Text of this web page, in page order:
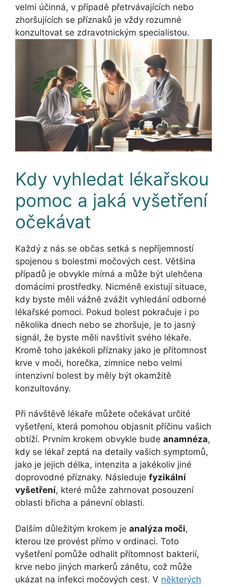
velmi účinná, v případě přetrvávajících nebo
zhoršujících se příznaků je vždy rozumné
konzultovat se zdravotnickým specialistou.
Kdy vyhledat lékařskou
pomoc a jaká vyšetření
očekávat
Každý z nás se občas setká s nepříjemností
spojenou s bolestmi močových cest. Většina
případů je obvykle mírná a může být ulehčena
domácími prostředky. Nicméně existují situace,
kdy byste měli vážně zvážit vyhledání odborné
lékařské pomoci. Pokud bolest pokračuje i po
několika dnech nebo se zhoršuje, je to jasný
signál, že byste měli navštívit svého lékaře.
Kromě toho jakékoli příznaky jako je přítomnost
krve v moči, horečka, zimnice nebo velmi
intenzivní bolest by měly být okamžitě
konzultovány.
Při návštěvě lékaře můžete očekávat určité
vyšetření, která pomohou objasnit příčinu vašich
obtíží. Prvním krokem obvykle bude anamnéza,
kdy se lékař zeptá na detaily vašich symptomů,
jako je jejich délka, intenzita a jakékoliv jiné
doprovodné příznaky. Následuje fyzikální
vyšetření, které může zahrnovat posouzení
oblasti břicha a pánevní oblasti.
Dalším důležitým krokem je analýza moči,
kterou lze provést přímo v ordinaci. Toto
vyšetření pomůže odhalit přítomnost bakterií,
krve nebo jiných markerů zánětu, což může
ukázat na infekci močových cest. V některých